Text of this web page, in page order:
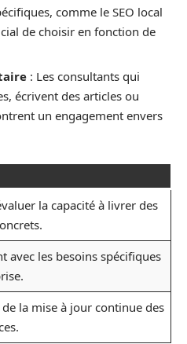
comme le SEO local
de choisir en fonction de
: Les consultants qui
écrivent des articles ou
un engagement envers
la capacité à livrer des
avec les besoins spécifiques
la mise à jour continue des